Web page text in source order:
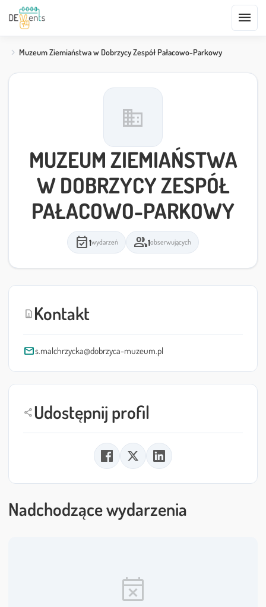
menu
Muzeum Ziemiaństwa w Dobrzycy Zespół Pałacowo-Parkowy
domain
MUZEUM ZIEMIAŃSTWA
W DOBRZYCY ZESPÓŁ
PAŁACOWO-PARKOWY
event_available1wydarzeń group1obserwujących
contact_page Kontakt
mails.malchrzycka@dobrzyca-muzeum.pl
shareUdostępnij profil
Nadchodzące wydarzenia
event_busy